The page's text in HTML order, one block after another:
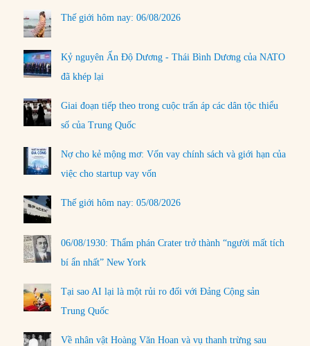
Thế giới hôm nay: 06/08/2026
Kỷ nguyên Ấn Độ Dương - Thái Bình Dương của NATO
đã khép lại
Giai đoạn tiếp theo trong cuộc trấn áp các dân tộc thiểu
số của Trung Quốc
Nợ cho kẻ mộng mơ: Vốn vay chính sách và giới hạn của
việc cho startup vay vốn
Thế giới hôm nay: 05/08/2026
06/08/1930: Thẩm phán Crater trở thành “người mất tích
bí ẩn nhất” New York
Tại sao AI lại là một rủi ro đối với Đảng Cộng sản
Trung Quốc
Về nhân vật Hoàng Văn Hoan và vụ thanh trừng sau